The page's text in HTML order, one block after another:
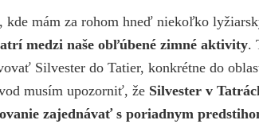
, kde mám za rohom hneď niekoľko
medzi naše obľúbené zimné aktivity.
Silvester do Tatier, konkrétne do
musím upozorniť, že Silvester v
zajednávať s poriadnym